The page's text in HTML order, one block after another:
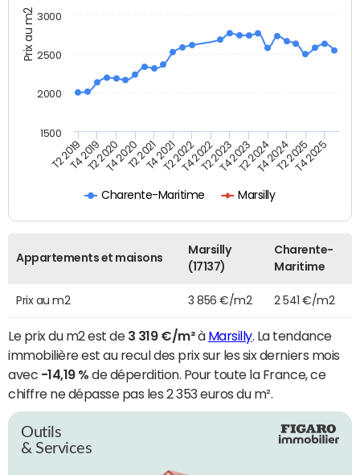
Prix au m2
Charente-Maritime Marsilly
T2 2019T4 2019T2 2020T4 2020T2 2021T4 2021T2 2022T4 2022T2 2023T4 2023T2 2024T4 2024T2 2025T4 2025
1500
2000
2500
3000
Appartements et maisons
Marsilly
(17137)
Charente-
Maritime
Prix au m2 3 856 €/m2 2 541 €/m2
Le prix du m2 est de 3 319 €/m²à Marsilly. La tendance
immobilière est au recul des prix sur les six derniers mois
avec -14,19 % de déperdition. Pour toute la France, ce
chiffre ne dépasse pas les 2 353 euros du m².
Outils
& Services